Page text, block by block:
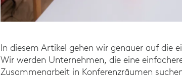
In diesem Artikel gehen wir genauer auf die
Wir werden Unternehmen, die eine
Zusammenarbeit in Konferenzräumen